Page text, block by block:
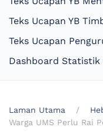
Teks Ucapan YB
Teks Ucapan
Dashboard Statistik
Laman Utama
Warga UMS Perlu Rai